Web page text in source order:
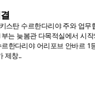
스탄 수르한다리야 주와 업무
는 늦봄관 다목적실에서 시작
한다리야 어리포브 안바르 1
제창..